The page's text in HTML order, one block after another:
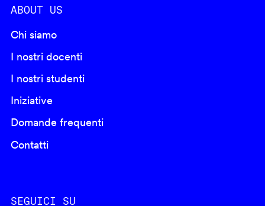
ABOUT US
Chi siamo
I nostri docenti
I nostri studenti
Iniziative
Domande frequenti
Contatti
SEGUICI SU